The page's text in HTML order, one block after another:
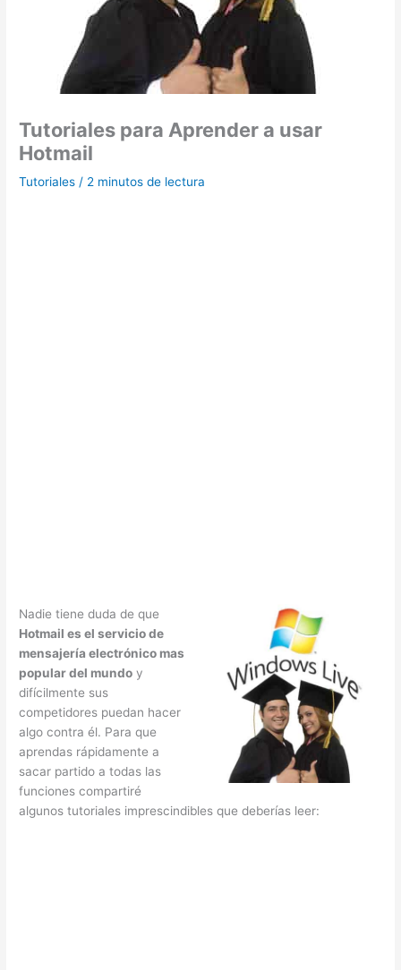
Tutoriales para Aprender a usar
Hotmail
Tutoriales / 2 minutos de lectura
Nadie tiene duda de que
Hotmail es el servicio de
mensajería electrónico mas
popular del mundo y
difícilmente sus
competidores puedan hacer
algo contra él. Para que
aprendas rápidamente a
sacar partido a todas las
funciones compartiré
algunos tutoriales imprescindibles que deberías leer: